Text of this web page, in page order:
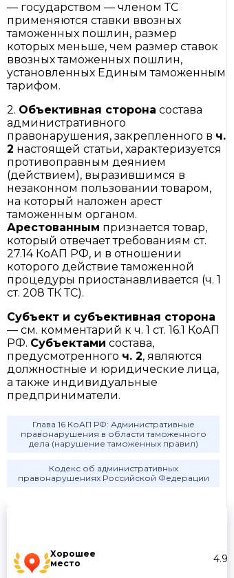
Хорошее
место
4.9
— государством — членом ТС
применяются ставки ввозных
таможенных пошлин, размер
которых меньше, чем размер ставок
ввозных таможенных пошлин,
установленных Единым таможенным
тарифом.
2. Объективная сторона состава
административного
правонарушения, закрепленного в ч.
2 настоящей статьи, характеризуется
противоправным деянием
(действием), выразившимся в
незаконном пользовании товаром,
на который наложен арест
таможенным органом.
Арестованным признается товар,
который отвечает требованиям ст.
27.14 КоАП РФ, и в отношении
которого действие таможенной
процедуры приостанавливается (ч. 1
ст. 208 ТК ТС).
Субъект и субъективная сторона
— см. комментарий к ч. 1 ст. 16.1 КоАП
РФ. Субъектами состава,
предусмотренного ч. 2, являются
должностные и юридические лица,
а также индивидуальные
предприниматели.
Глава 16 КоАП РФ: Административные
правонарушения в области таможенного
дела (нарушение таможенных правил)
Кодекс об административных
правонарушениях Российской Федерации